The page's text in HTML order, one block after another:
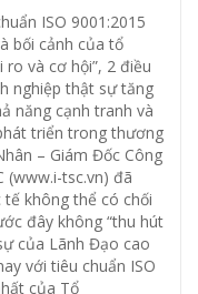
ISO 9001:2015
bối cảnh của tổ
ro và cơ hội”, 2 điều
nghiệp thật sự tăng
năng cạnh tranh và
triển trong thương
– Giám Đốc Công
(www.i-tsc.vn) đã
không thể có chối
đây không “thu hút
của Lãnh Đạo cao
với tiêu chuẩn ISO
của Tổ